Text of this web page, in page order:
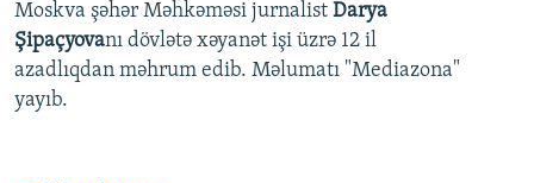
Moskva şəhər Məhkəməsi jurnalist Darya
Şipaçyovanı dövlətə xəyanət işi üzrə 12 il
azadlıqdan məhrum edib. Məlumatı "Mediazona"
yayıb.